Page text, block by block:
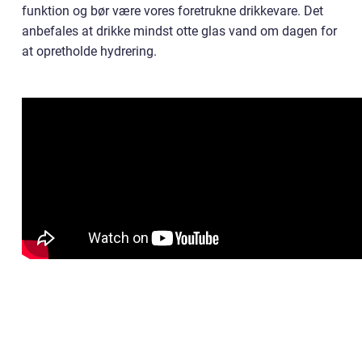
funktion og bør være vores foretrukne drikkevare. Det
anbefales at drikke mindst otte glas vand om dagen for
at opretholde hydrering.